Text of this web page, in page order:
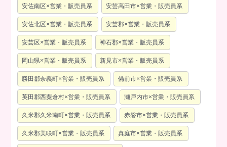
安佐南区×営業・販売員系 安芸高田市×営業・販売員系
安佐北区×営業・販売員系 安芸郡×営業・販売員系
安芸区×営業・販売員系 神石郡×営業・販売員系
岡山県×営業・販売員系 新見市×営業・販売員系
勝田郡奈義町×営業・販売員系 備前市×営業・販売員系
英田郡西粟倉村×営業・販売員系 瀬戸内市×営業・販売員系
久米郡久米南町×営業・販売員系 赤磐市×営業・販売員系
久米郡美咲町×営業・販売員系 真庭市×営業・販売員系